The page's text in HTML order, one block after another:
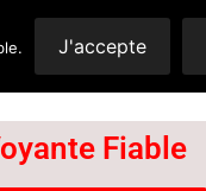
Fiable
J'accepte